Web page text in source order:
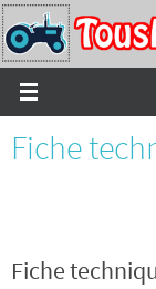
Passer
vers
le
contenu
Fiche
Fiche